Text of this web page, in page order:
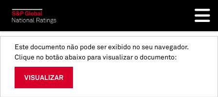
Este documento não pode ser exibido no seu navegador.
Clique no botão abaixo para visualizar o documento:
VISUALIZAR